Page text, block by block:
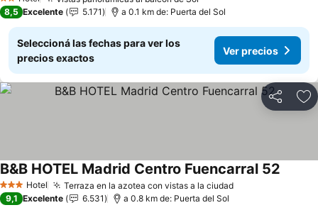
2 Estrellas
8,5 Excelente 5.171 a 0.1 km de: Puerta del Sol
Seleccioná las fechas para ver los
precios exactos
Ver precios
Compartir
3 Estrellas
Hotel Terraza en la azotea con vistas a la ciudad
B&B HOTEL Madrid Centro Fuencarral 52
9,1 Excelente 6.531 a 0.8 km de: Puerta del Sol